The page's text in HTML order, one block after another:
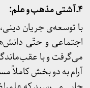
۴ـ آشتی مذهب و علم:
با توسعه‌ی جریان
اجتماعی و حتّی
می‌گرفت و با
آرام به دو بخش کاملاً